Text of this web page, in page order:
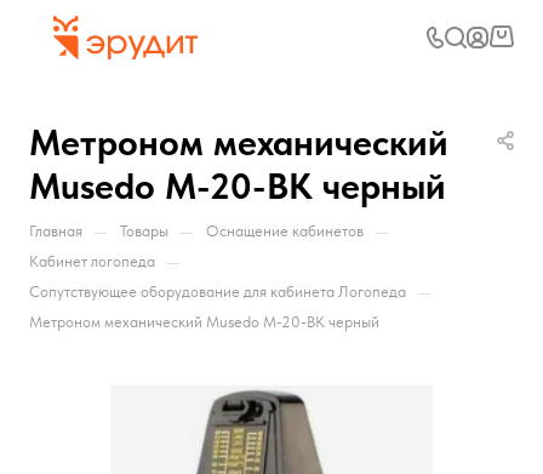
Метроном механический
Musedo M-20-BK черный
Главная — Товары — Оснащение кабинетов —
Кабинет логопеда —
Сопутствующее оборудование для кабинета Логопеда —
Метроном механический Musedo M-20-BK черный